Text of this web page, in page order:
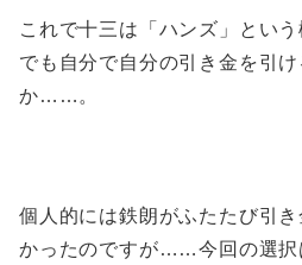
これで十三は「ハンズ」とい
でも自分で自分の引き金を引
か……。
個人的には鉄朗がふたたび引
かったのですが……今回の選択